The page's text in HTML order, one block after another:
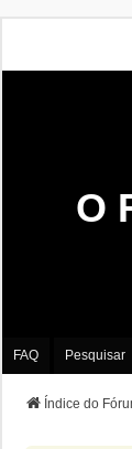
O
FAQ Pesquisar
Índice do